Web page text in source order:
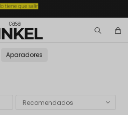
Aparadores
Recomendados